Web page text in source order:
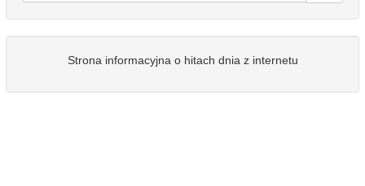
Strona informacyjna o hitach dnia z internetu